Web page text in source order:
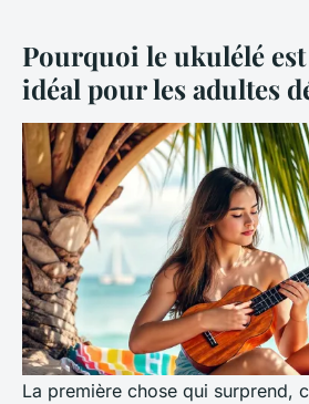
Pourquoi le ukulélé
idéal pour les adultes
La première chose qui surprend,